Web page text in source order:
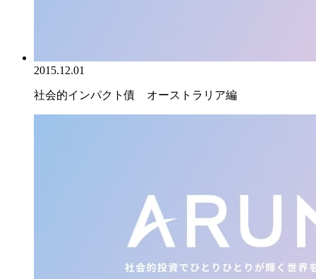
2015.12.01
社会的インパクト債 オーストラリア編